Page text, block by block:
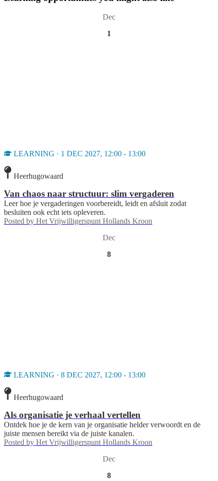
Dec
1
LEARNING · 1 DEC 2027, 12:00 - 13:00
Heerhugowaard
Van chaos naar structuur: slim vergaderen
Leer hoe je vergaderingen voorbereidt, leidt en afsluit zodat
besluiten ook echt iets opleveren.
Posted by Het Vrijwilligerspunt Hollands Kroon
Dec
8
LEARNING · 8 DEC 2027, 12:00 - 13:00
Heerhugowaard
Als organisatie je verhaal vertellen
Ontdek hoe je de kern van je organisatie helder verwoordt en de
juiste mensen bereikt via de juiste kanalen.
Posted by Het Vrijwilligerspunt Hollands Kroon
Dec
8